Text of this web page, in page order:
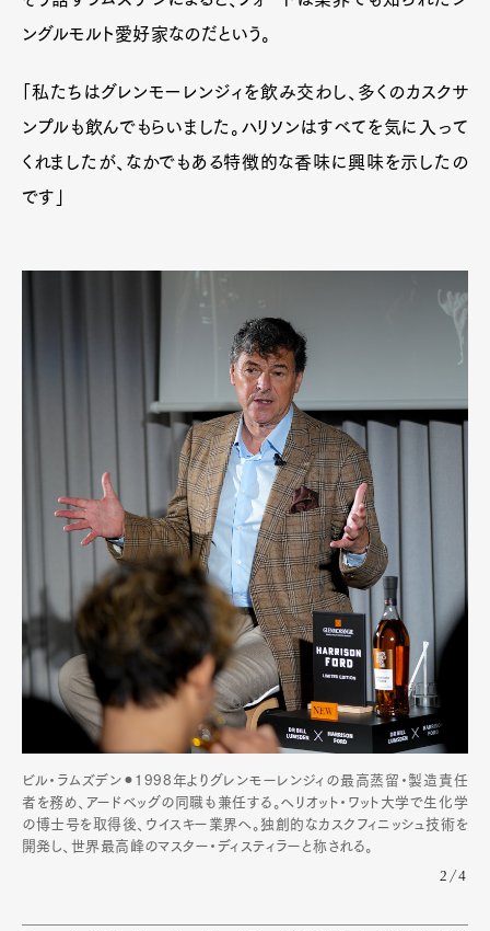
ングルモルト愛好家なのだという。
「私たちはグレンモーレンジィを飲み交わし、多くのカスクサ
ンプルも飲んでもらいました。ハリソンはすべてを気に入って
くれましたが、なかでもある特徴的な香味に興味を示したの
です」
ビル・ラムズデン⚫︎1998年よりグレンモーレンジィの最高蒸留・製造責任
者を務め、アードベッグの同職も兼任する。ヘリオット・ワット大学で生化学
の博士号を取得後、ウイスキー業界へ。独創的なカスクフィニッシュ技術を
開発し、世界最高峰のマスター・ディスティラーと称される。
2/4